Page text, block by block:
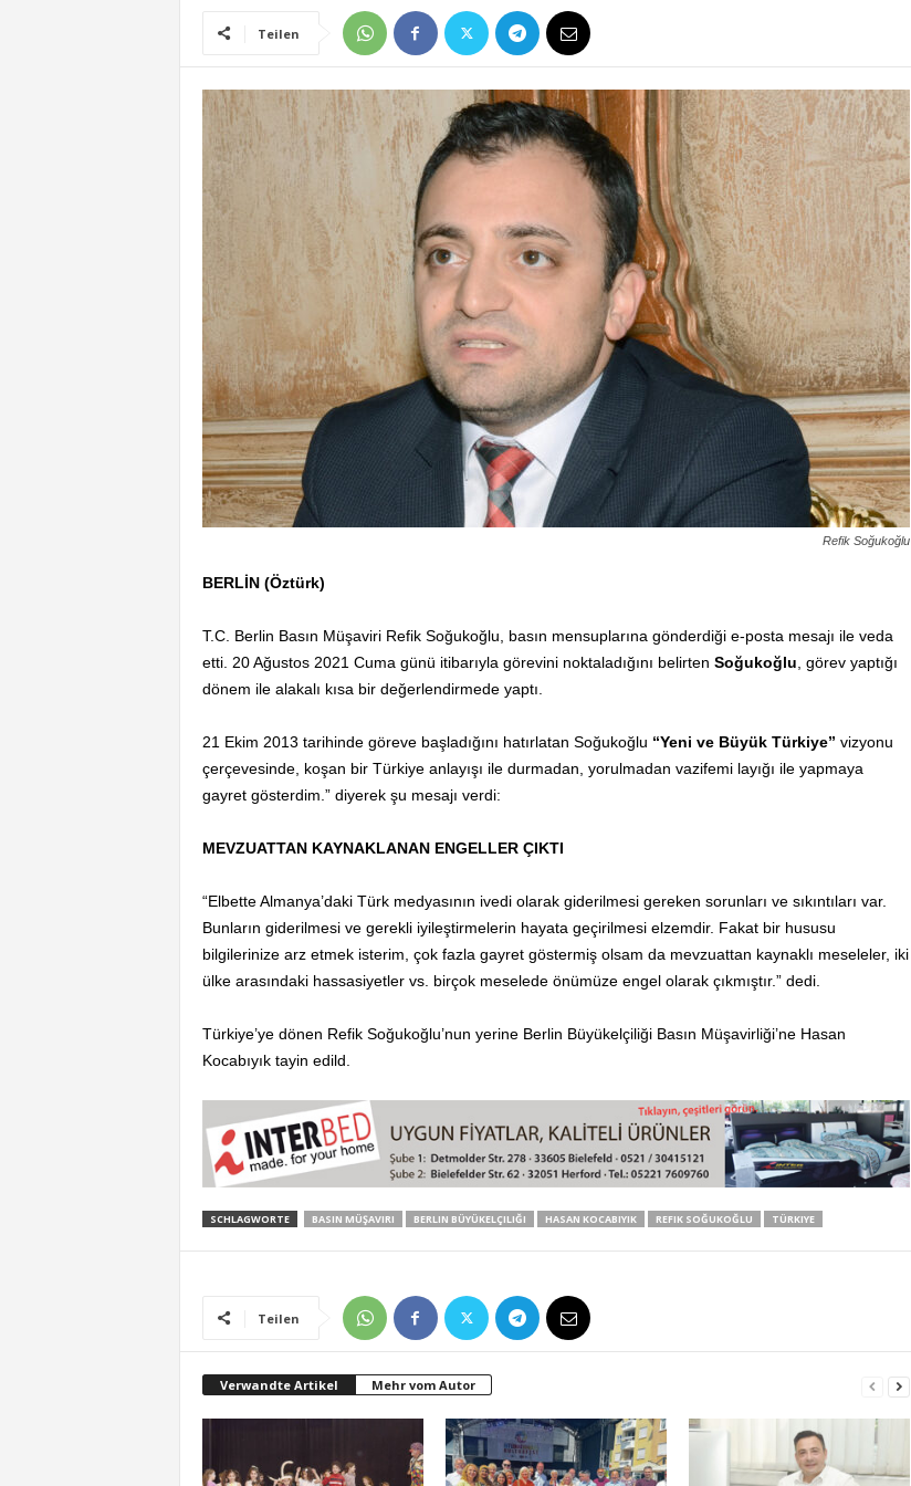
Teilen
Refik Soğukoğlu
BERLİN (Öztürk)
T.C. Berlin Basın Müşaviri Refik Soğukoğlu, basın mensuplarına gönderdiği e-posta mesajı ile veda
etti. 20 Ağustos 2021 Cuma günü itibarıyla görevini noktaladığını belirten Soğukoğlu , görev yaptığı
dönem ile alakalı kısa bir değerlendirmede yaptı.
21 Ekim 2013 tarihinde göreve başladığını hatırlatan Soğukoğlu “Yeni ve Büyük Türkiye” vizyonu
çerçevesinde, koşan bir Türkiye anlayışı ile durmadan, yorulmadan vazifemi layığı ile yapmaya
gayret gösterdim.” diyerek şu mesajı verdi:
MEVZUATTAN KAYNAKLANAN ENGELLER ÇIKTI
“Elbette Almanya’daki Türk medyasının ivedi olarak giderilmesi gereken sorunları ve sıkıntıları var.
Bunların giderilmesi ve gerekli iyileştirmelerin hayata geçirilmesi elzemdir. Fakat bir hususu
bilgilerinize arz etmek isterim, çok fazla gayret göstermiş olsam da mevzuattan kaynaklı meseleler, iki
ülke arasındaki hassasiyetler vs. birçok meselede önümüze engel olarak çıkmıştır.” dedi.
Türkiye’ye dönen Refik Soğukoğlu’nun yerine Berlin Büyükelçiliği Basın Müşavirliği’ne Hasan
Kocabıyık tayin edild.
SCHLAGWORTE BASIN MÜŞAVIRI BERLIN BÜYÜKELÇILIĞI HASAN KOCABIYIK REFIK SOĞUKOĞLU TÜRKIYE
Teilen
Verwandte Artikel Mehr vom Autor